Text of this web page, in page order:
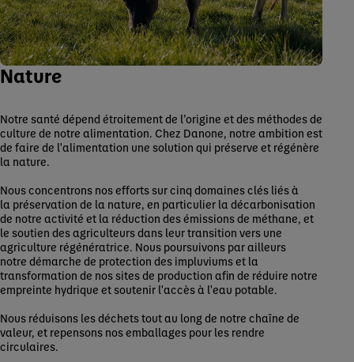
Nature
Notre santé dépend étroitement de l’origine et des méthodes de
culture de notre alimentation. Chez Danone, notre ambition est
de faire de l'alimentation une solution qui préserve et régénère
la nature.
Nous concentrons nos efforts sur cinq domaines clés liés à
la préservation de la nature, en particulier la décarbonisation
de notre activité et la réduction des émissions de méthane, et
le soutien des agriculteurs dans leur transition vers une
agriculture régénératrice. Nous poursuivons par ailleurs
notre démarche de protection des impluviums et la
transformation de nos sites de production afin de réduire notre
empreinte hydrique et soutenir l'accès à l'eau potable.
Nous réduisons les déchets tout au long de notre chaîne de
valeur, et repensons nos emballages pour les rendre
circulaires.